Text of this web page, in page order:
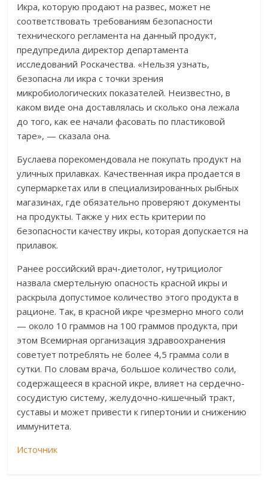
Икра, которую продают на развес, может не
соответствовать требованиям безопасности
технического регламента на данный продукт,
предупредила директор департамента
исследований Роскачества. «Нельзя узнать,
безопасна ли икра с точки зрения
микробиологических показателей. Неизвестно, в
каком виде она доставлялась и сколько она лежала
до того, как ее начали фасовать по пластиковой
таре», — сказала она.
Буслаева порекомендовала не покупать продукт на
уличных прилавках. Качественная икра продается в
супермаркетах или в специализированных рыбных
магазинах, где обязательно проверяют документы
на продукты. Также у них есть критерии по
безопасности качеству икры, которая допускается на
прилавок.
Ранее российский врач-диетолог, нутрициолог
назвала смертельную опасность красной икры и
раскрыла допустимое количество этого продукта в
рационе. Так, в красной икре чрезмерно много соли
— около 10 граммов на 100 граммов продукта, при
этом Всемирная организация здравоохранения
советует потреблять не более 4,5 грамма соли в
сутки. По словам врача, большое количество соли,
содержащееся в красной икре, влияет на сердечно-
сосудистую систему, желудочно-кишечный тракт,
суставы и может привести к гипертонии и снижению
иммунитета.
Источник